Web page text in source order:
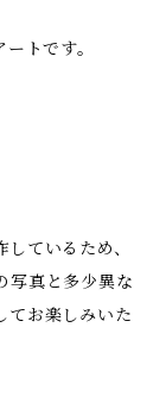
トです。
ているため、
写真と多少異な
てお楽しみいた